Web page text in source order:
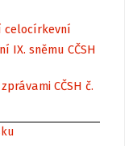
celocírkevní
IX. sněmu CČSH
CČSH č.